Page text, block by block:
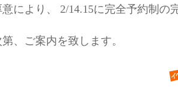
により、 2/14.15に完全予約制の
、ご案内を致します。